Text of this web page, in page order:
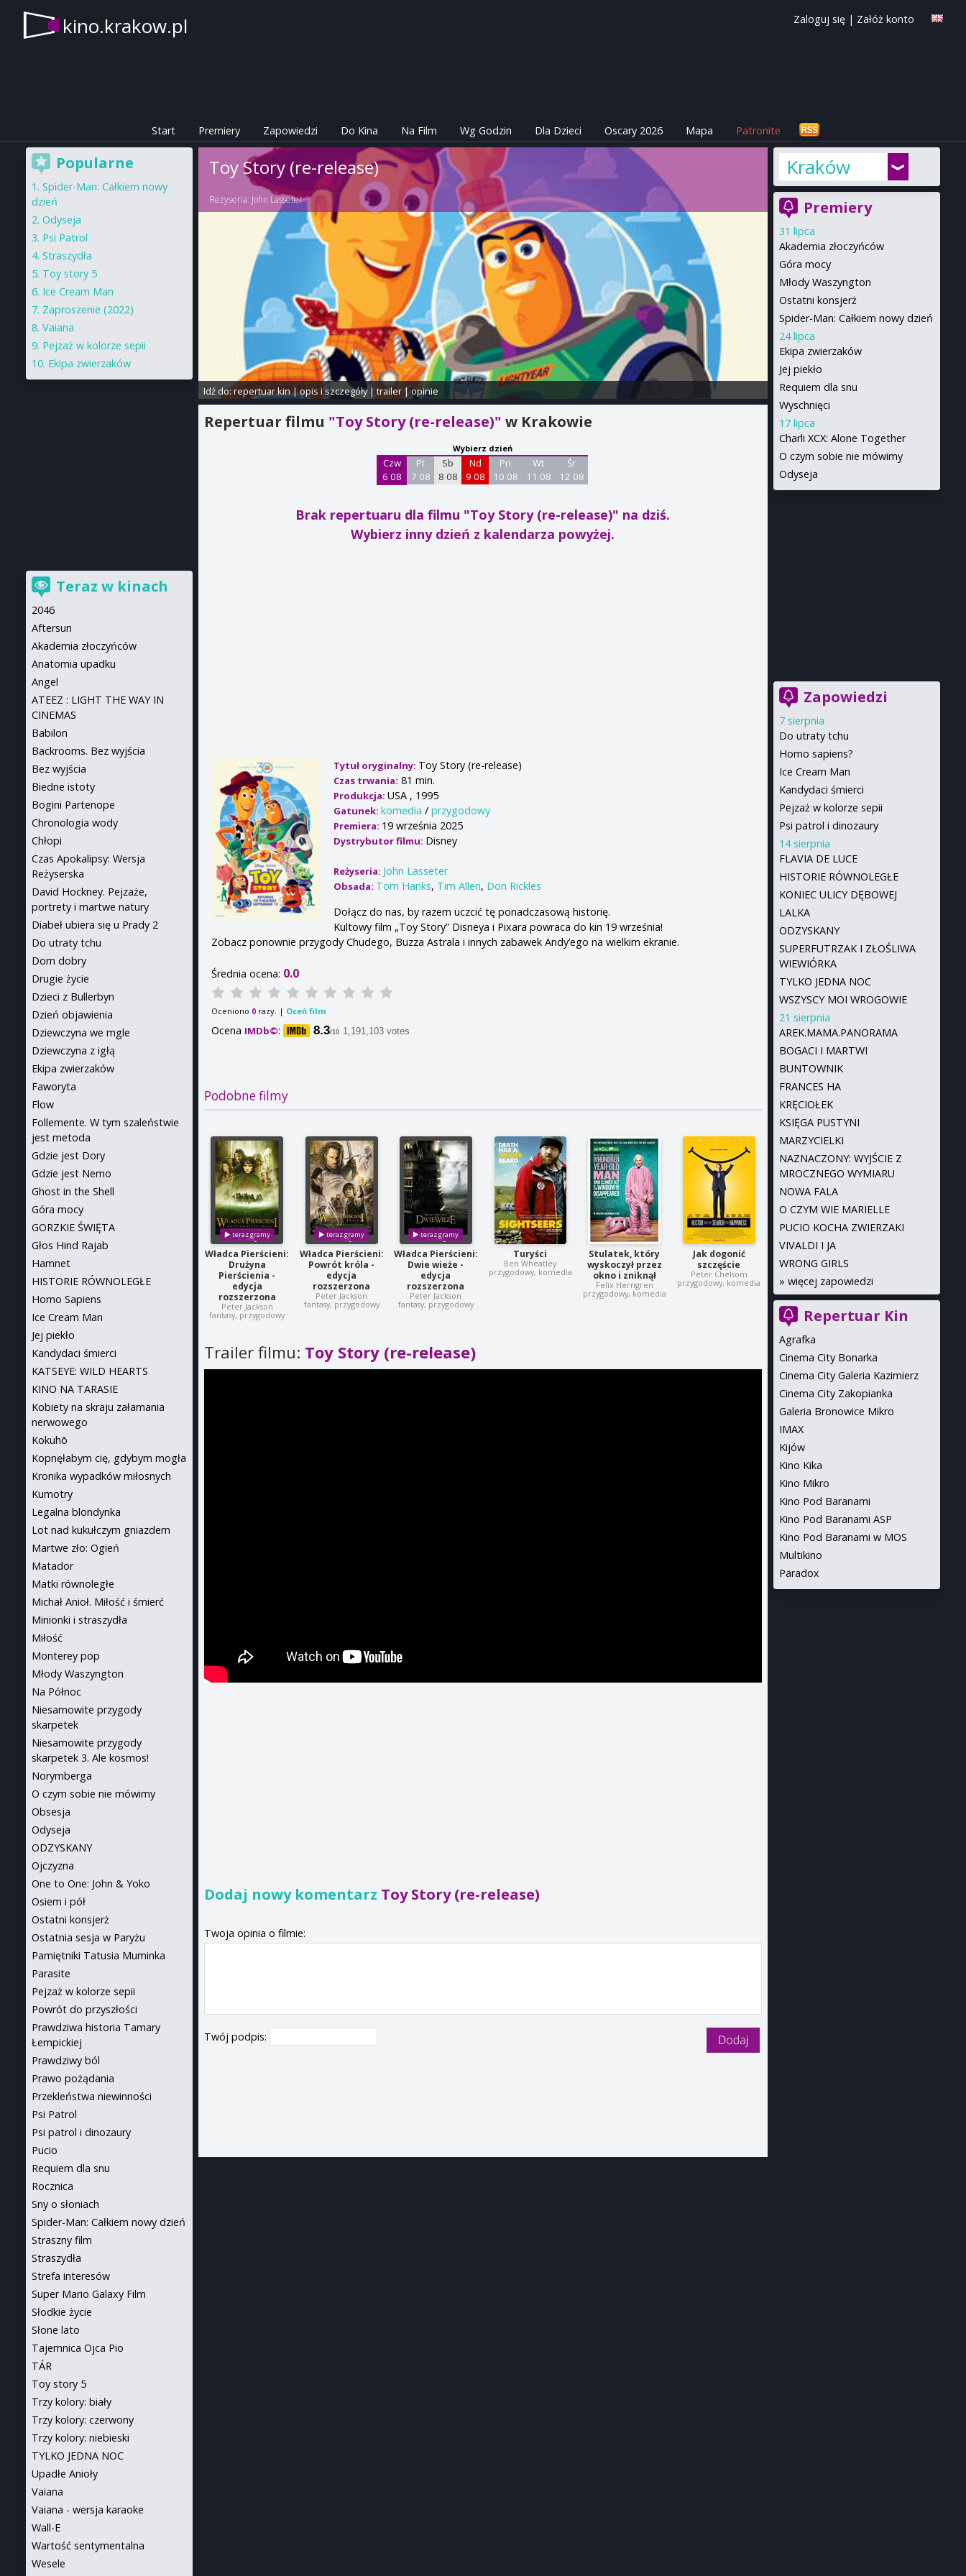
kino.krakow.pl Zaloguj się | Załóż konto
Start Premiery Zapowiedzi Do Kina Na Film Wg Godzin Dla Dzieci Oscary 2026 Mapa Patronite
Toy Story (re-release)
Reżyseria: John Lasseter
Idź do:repertuar kin|opis i szczegóły| trailer|opinie
Repertuar filmu "Toy Story (re-release)"w Krakowie
Wybierz dzień
Czw
6 08
Pt
7 08
Sb
8 08
Nd
9 08
Pn
10 08
Wt
11 08
Śr
12 08
Brak repertuaru dla filmu "Toy Story (re-release)" na dziś.
Wybierz inny dzień z kalendarza powyżej.
Tytuł oryginalny: Toy Story (re-release)
Czas trwania: 81 min.
Produkcja:USA , 1995
Gatunek:komedia /przygodowy
Premiera: 19 września 2025
Dystrybutor filmu: Disney
Reżyseria: John Lasseter
Obsada: Tom Hanks, Tim Allen, Don Rickles
Dołącz do nas, by razem uczcić tę ponadczasową historię.
Kultowy film „Toy Story” Disneya i Pixara powraca do kin 19 września!
Zobacz ponownie przygody Chudego, Buzza Astrala i innych zabawek Andy’ego na wielkim ekranie.
Średnia ocena: 0.0
Oceniono 0 razy. | Oceń film
Ocena IMDb©: 8.3/10 1,191,103 votes
Podobne filmy
Władca Pierścieni:
Drużyna
Pierścienia -
edycja
rozszerzona
Peter Jackson
fantasy, przygodowy
Władca Pierścieni:
Powrót króla -
edycja
rozszerzona
Peter Jackson
fantasy, przygodowy
Władca Pierścieni:
Dwie wieże -
edycja
rozszerzona
Peter Jackson
fantasy, przygodowy
Turyści
Ben Wheatley
przygodowy, komedia
Stulatek, który
wyskoczył przez
okno i zniknął
Felix Herngren
przygodowy, komedia
Jak dogonić
szczęście
Peter Chelsom
przygodowy, komedia
Trailer filmu: Toy Story (re-release)
Dodaj nowy komentarz Toy Story (re-release)
Twoja opinia o filmie:
Twój podpis:
Kraków
Premiery
31 lipca
Akademia złoczyńców
Góra mocy
Młody Waszyngton
Ostatni konsjerż
Spider-Man: Całkiem nowy dzień
24 lipca
Ekipa zwierzaków
Jej piekło
Requiem dla snu
Wyschnięci
17 lipca
Charli XCX: Alone Together
O czym sobie nie mówimy
Odyseja
Zapowiedzi
7 sierpnia
Do utraty tchu
Homo sapiens?
Ice Cream Man
Kandydaci śmierci
Pejzaż w kolorze sepii
Psi patrol i dinozaury
14 sierpnia
FLAVIA DE LUCE
HISTORIE RÓWNOLEGŁE
KONIEC ULICY DĘBOWEJ
LALKA
ODZYSKANY
SUPERFUTRZAK I ZŁOŚLIWA
WIEWIÓRKA
TYLKO JEDNA NOC
WSZYSCY MOI WROGOWIE
21 sierpnia
AREK.MAMA.PANORAMA
BOGACI I MARTWI
BUNTOWNIK
FRANCES HA
KRĘCIOŁEK
KSIĘGA PUSTYNI
MARZYCIELKI
NAZNACZONY: WYJŚCIE Z
MROCZNEGO WYMIARU
NOWA FALA
O CZYM WIE MARIELLE
PUCIO KOCHA ZWIERZAKI
VIVALDI I JA
WRONG GIRLS
» więcej zapowiedzi
Repertuar Kin
Agrafka
Cinema City Bonarka
Cinema City Galeria Kazimierz
Cinema City Zakopianka
Galeria Bronowice Mikro
IMAX
Kijów
Kino Kika
Kino Mikro
Kino Pod Baranami
Kino Pod Baranami ASP
Kino Pod Baranami w MOS
Multikino
Paradox
Popularne
Spider-Man: Całkiem nowy
dzień
Odyseja
Psi Patrol
Straszydła
Toy story 5
Ice Cream Man
Zaproszenie (2022)
Vaiana
Pejzaż w kolorze sepii
Ekipa zwierzaków
Teraz w kinach
2046
Aftersun
Akademia złoczyńców
Anatomia upadku
Angel
ATEEZ : LIGHT THE WAY IN
CINEMAS
Babilon
Backrooms. Bez wyjścia
Bez wyjścia
Biedne istoty
Bogini Partenope
Chronologia wody
Chłopi
Czas Apokalipsy: Wersja
Reżyserska
David Hockney. Pejzaże,
portrety i martwe natury
Diabeł ubiera się u Prady 2
Do utraty tchu
Dom dobry
Drugie życie
Dzieci z Bullerbyn
Dzień objawienia
Dziewczyna we mgle
Dziewczyna z igłą
Ekipa zwierzaków
Faworyta
Flow
Follemente. W tym szaleństwie
jest metoda
Gdzie jest Dory
Gdzie jest Nemo
Ghost in the Shell
Góra mocy
GORZKIE ŚWIĘTA
Głos Hind Rajab
Hamnet
HISTORIE RÓWNOLEGŁE
Homo Sapiens
Ice Cream Man
Jej piekło
Kandydaci śmierci
KATSEYE: WILD HEARTS
KINO NA TARASIE
Kobiety na skraju załamania
nerwowego
Kokuhō
Kopnęłabym cię, gdybym mogła
Kronika wypadków miłosnych
Kumotry
Legalna blondynka
Lot nad kukułczym gniazdem
Martwe zło: Ogień
Matador
Matki równoległe
Michał Anioł. Miłość i śmierć
Minionki i straszydła
Miłość
Monterey pop
Młody Waszyngton
Na Północ
Niesamowite przygody
skarpetek
Niesamowite przygody
skarpetek 3. Ale kosmos!
Norymberga
O czym sobie nie mówimy
Obsesja
Odyseja
ODZYSKANY
Ojczyzna
One to One: John & Yoko
Osiem i pół
Ostatni konsjerż
Ostatnia sesja w Paryżu
Pamiętniki Tatusia Muminka
Parasite
Pejzaż w kolorze sepii
Powrót do przyszłości
Prawdziwa historia Tamary
Łempickiej
Prawdziwy ból
Prawo pożądania
Przekleństwa niewinności
Psi Patrol
Psi patrol i dinozaury
Pucio
Requiem dla snu
Rocznica
Sny o słoniach
Spider-Man: Całkiem nowy dzień
Straszny film
Straszydła
Strefa interesów
Super Mario Galaxy Film
Słodkie życie
Słone lato
Tajemnica Ojca Pio
TÁR
Toy story 5
Trzy kolory: biały
Trzy kolory: czerwony
Trzy kolory: niebieski
TYLKO JEDNA NOC
Upadłe Anioły
Vaiana
Vaiana - wersja karaoke
Wall-E
Wartość sentymentalna
Wesele